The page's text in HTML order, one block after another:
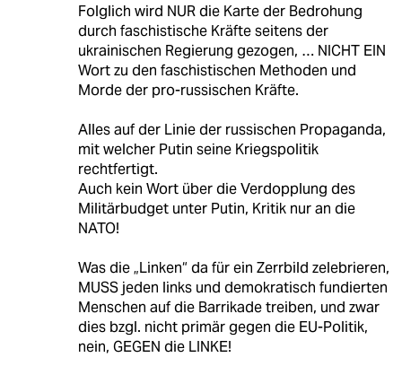
Folglich wird NUR die Karte der Bedrohung
durch faschistische Kräfte seitens der
ukrainischen Regierung gezogen, … NICHT EIN
Wort zu den faschistischen Methoden und
Morde der pro-russischen Kräfte.
Alles auf der Linie der russischen Propaganda,
mit welcher Putin seine Kriegspolitik
rechtfertigt.
Auch kein Wort über die Verdopplung des
Militärbudget unter Putin, Kritik nur an die
NATO!
Was die „Linken“ da für ein Zerrbild zelebrieren,
MUSS jeden links und demokratisch fundierten
Menschen auf die Barrikade treiben, und zwar
dies bzgl. nicht primär gegen die EU-Politik,
nein, GEGEN die LINKE!